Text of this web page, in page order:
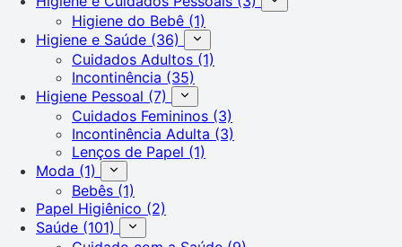
Higiene do Bebê (1)
Higiene e Saúde (36)
Cuidados Adultos (1)
Incontinência (35)
Higiene Pessoal (7)
Cuidados Femininos (3)
Incontinência Adulta (3)
Lenços de Papel (1)
Moda (1)
Bebês (1)
Papel Higiênico (2)
Saúde (101)